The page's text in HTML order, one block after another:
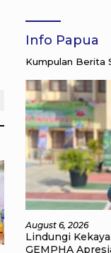
Info Papua
Kumpulan Berita
August 6, 2026
Lindungi
GEMPHA